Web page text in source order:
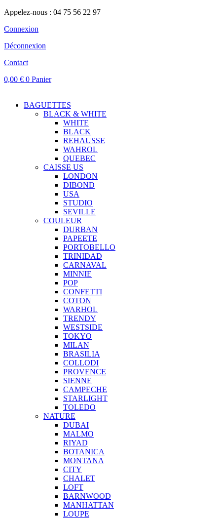
Appelez-nous : 04 75 56 22 97
Connexion
Déconnexion
Contact
0,00 € 0 Panier
BAGUETTES
BLACK & WHITE
WHITE
BLACK
REHAUSSE
WAHROL
QUEBEC
CAISSE US
LONDON
DIBOND
USA
STUDIO
SEVILLE
COULEUR
DURBAN
PAPEETE
PORTOBELLO
TRINIDAD
CARNAVAL
MINNIE
POP
CONFETTI
COTON
WARHOL
TRENDY
WESTSIDE
TOKYO
MILAN
BRASILIA
COLLODI
PROVENCE
SIENNE
CAMPECHE
STARLIGHT
TOLEDO
NATURE
DUBAI
MALMO
RIYAD
BOTANICA
MONTANA
CITY
CHALET
LOFT
BARNWOOD
MANHATTAN
LOUPE